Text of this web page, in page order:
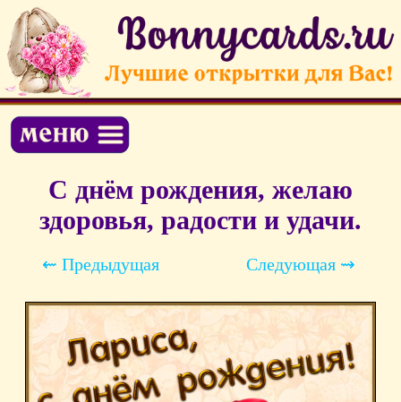
С днём рождения, желаю
здоровья, радости и удачи.
⇜ Предыдущая Следующая ⇝